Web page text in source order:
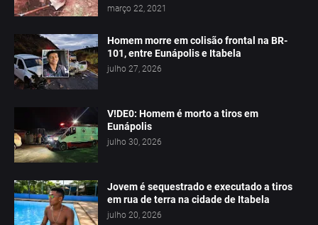
março 22, 2021
Homem morre em colisão frontal na BR-
101, entre Eunápolis e Itabela
julho 27, 2026
V!DE0: Homem é morto a tiros em
Eunápolis
julho 30, 2026
Jovem é sequestrado e executado a tiros
em rua de terra na cidade de Itabela
julho 20, 2026